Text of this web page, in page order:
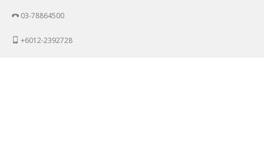
03-78864500
+6012-2392728